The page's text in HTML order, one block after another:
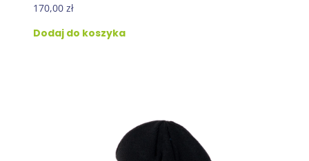
170,00 zł
Dodaj do koszyka